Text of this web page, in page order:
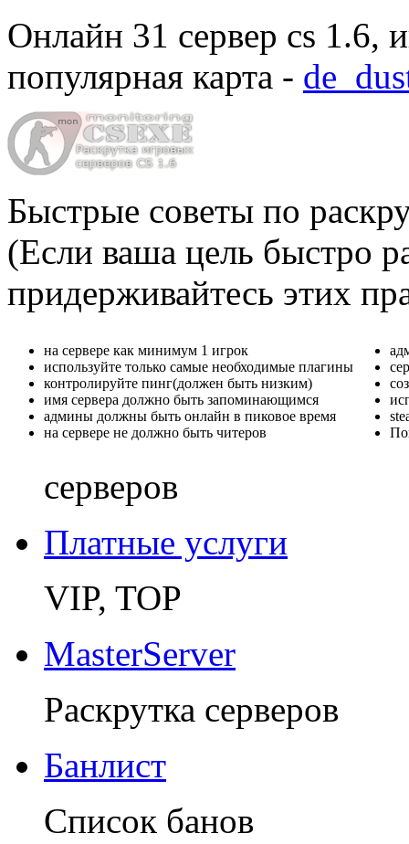
Онлайн 31 сервер cs 1.6,
популярная карта -
Быстрые советы по
(Если ваша цель быстро
придерживайтесь этих
на сервере как минимум 1 игрок
используйте только самые необходимые плагины
контролируйте пинг(должен быть низким)
имя сервера должно быть запоминающимся
админы должны быть онлайн в пиковое время
на сервере не должно быть читеров
серверов
Платные услуги
VIP, TOP
MasterServer
Раскрутка серверов
Банлист
Список банов